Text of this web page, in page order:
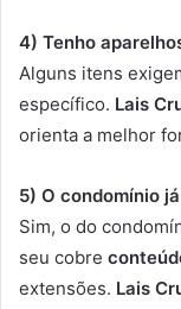
4) Tenho
Alguns itens
específico. Lais
orienta a melhor
5) O condomínio
Sim, o do
seu cobre
extensões. Lais